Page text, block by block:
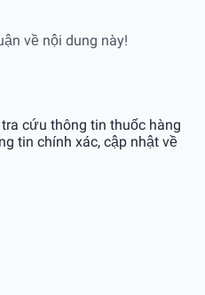
về nội dung này!
cứu thông tin thuốc hàng
tin chính xác, cập nhật về